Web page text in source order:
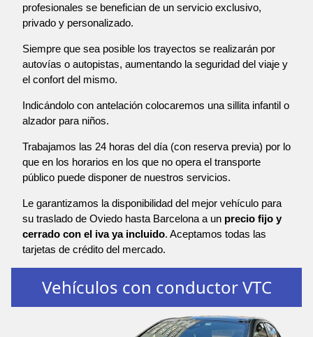
profesionales se benefician de un servicio exclusivo,
privado y personalizado.
Siempre que sea posible los trayectos se realizarán por
autovías o autopistas, aumentando la seguridad del viaje y
el confort del mismo.
Indicándolo con antelación colocaremos una sillita infantil o
alzador para niños.
Trabajamos las 24 horas del día (con reserva previa) por lo
que en los horarios en los que no opera el transporte
público puede disponer de nuestros servicios.
Le garantizamos la disponibilidad del mejor vehículo para
su traslado de Oviedo hasta Barcelona a un precio fijo y
cerrado con el iva ya incluido. Aceptamos todas las
tarjetas de crédito del mercado.
Vehículos con conductor VTC